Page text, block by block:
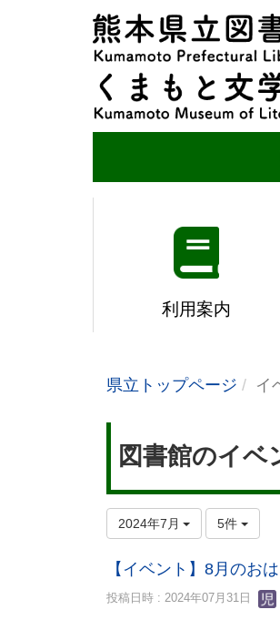
利用案内
県立トップページ イ
図書館のイベ
2024年7月 5件
【イベント】8月のお
投稿日時 : 2024年07月31日